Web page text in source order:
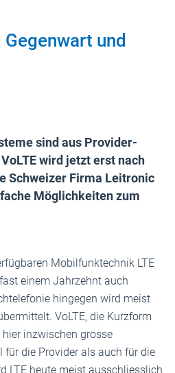
und
sind aus Provider-
wird jetzt erst nach
Schweizer Firma Leitronic
Möglichkeiten zum
Mobilfunktechnik LTE
einem Jahrzehnt auch
hingegen wird meist
VoLTE, die Kurzform
hier inzwischen grosse
für die Provider als auch für die
LTE heute meist ausschliesslich